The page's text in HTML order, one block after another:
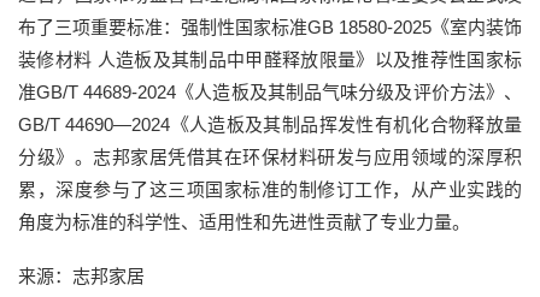
布了三项重要标准：强制性国家标准GB 18580-2025《室内装饰
装修材料 人造板及其制品中甲醛释放限量》以及推荐性国家标
准GB/T 44689-2024《人造板及其制品气味分级及评价方法》、
GB/T 44690—2024《人造板及其制品挥发性有机化合物释放量
分级》。志邦家居凭借其在环保材料研发与应用领域的深厚积
累，深度参与了这三项国家标准的制修订工作，从产业实践的
角度为标准的科学性、适用性和先进性贡献了专业力量。
来源：志邦家居